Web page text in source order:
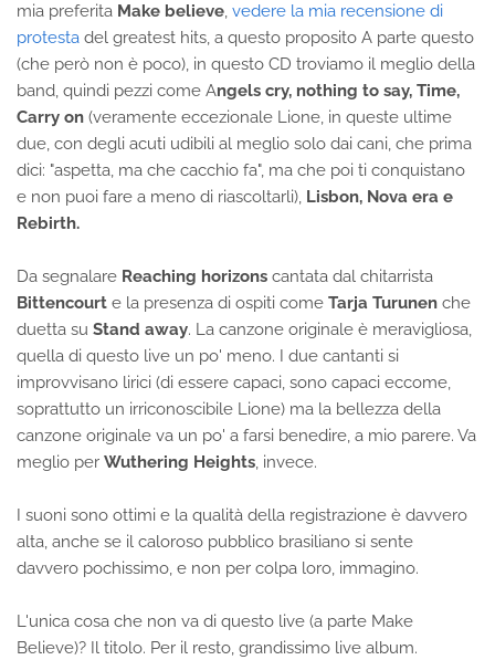
mia preferita Make believe, vedere la mia recensione di
protesta del greatest hits, a questo proposito A parte questo
(che però non è poco), in questo CD troviamo il meglio della
band, quindi pezzi come Angels cry, nothing to say, Time,
Carry on (veramente eccezionale Lione, in queste ultime
due, con degli acuti udibili al meglio solo dai cani, che prima
dici: "aspetta, ma che cacchio fa", ma che poi ti conquistano
e non puoi fare a meno di riascoltarli), Lisbon, Nova era e
Rebirth.
Da segnalare Reaching horizons cantata dal chitarrista
Bittencourt e la presenza di ospiti come Tarja Turunen che
duetta su Stand away. La canzone originale è meravigliosa,
quella di questo live un po' meno. I due cantanti si
improvvisano lirici (di essere capaci, sono capaci eccome,
soprattutto un irriconoscibile Lione) ma la bellezza della
canzone originale va un po' a farsi benedire, a mio parere. Va
meglio per Wuthering Heights, invece.
I suoni sono ottimi e la qualità della registrazione è davvero
alta, anche se il caloroso pubblico brasiliano si sente
davvero pochissimo, e non per colpa loro, immagino.
L'unica cosa che non va di questo live (a parte Make
Believe)? Il titolo. Per il resto, grandissimo live album.